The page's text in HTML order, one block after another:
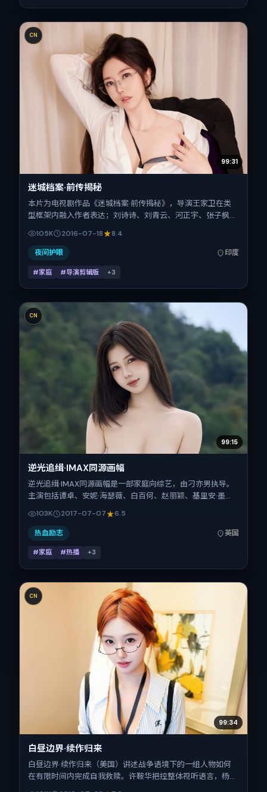
CN
99:31
迷城档案·前传揭秘
本片为电视剧作品《迷城档案·前传揭秘》，导演王家卫在类
型框架内融入作者表达；刘诗诗、刘青云、河正宇、张子枫、
摄地与出品背景为印度。上映时间 2016年7月18日（公映登记
日 2016-07-18），全片142分钟，节奏张弛有度。
105K 2016-07-18 8.4
夜间护眼 印度
#家庭 #导演剪辑版 +3
CN
99:15
逆光追缉·IMAX同源画幅
逆光追缉·IMAX同源画幅是一部家庭向综艺，由刁亦男执导。
主演包括谭卓、安妮·海瑟薇、白百何、赵丽颖、基里安·墨
面，首映日期 2017-07-07，正片时长133分钟。
103K 2017-07-07 6.5
热血励志 英国
#家庭 #热播 +3
CN
99:34
白昼边界·续作归来
白昼边界·续作归来（美国）讲述战争语境下的一组人物如何
在有限时间内完成自我救赎。许鞍华把控整体视听语言，杨